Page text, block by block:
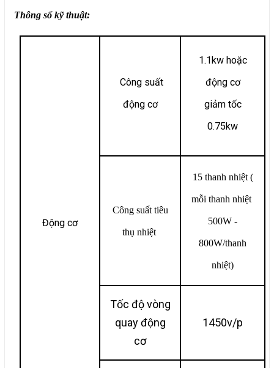
Thông số kỹ thuật:
Động cơ
Công suất
động cơ
1.1kw hoặc
động cơ
giảm tốc
0.75kw
Công suất tiêu
thụ nhiệt
15 thanh nhiệt (
mỗi thanh nhiệt
500W -
800W/thanh
nhiệt)
Tốc độ vòng
quay động
cơ
1450v/p